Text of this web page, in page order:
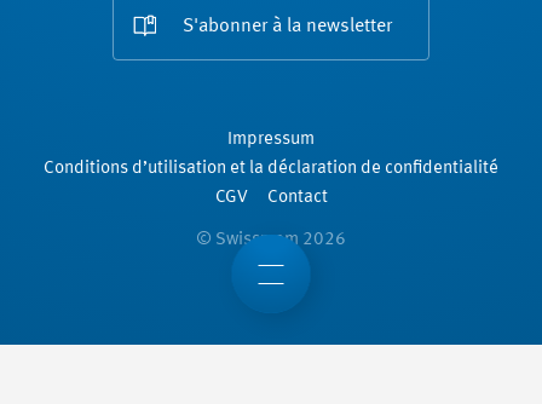
S'abonner à la newsletter
Impressum
Conditions d’utilisation et la déclaration de confidentialité
CGV
Contact
© Swissmem 2026